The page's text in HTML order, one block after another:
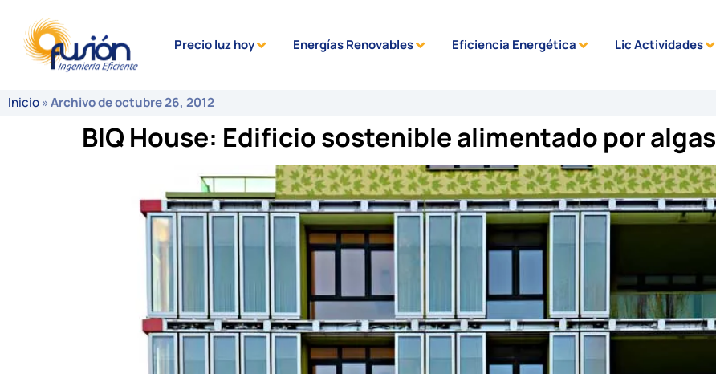
Precio luz hoy Energías Renovables Eficiencia Energética Lic Actividades
Inicio»Archivo de octubre 26, 2012
BIQ House: Edificio sostenible alimentado por algas